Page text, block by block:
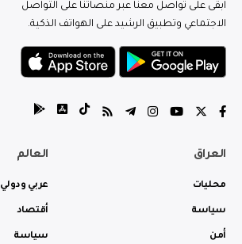
ابقى على تواصل معنا عبر منصاتنا على التواصل
الاجتماعي وتطبيق الرشيد على الهواتف الذكية.
العراق
محليات
سياسة
أمن
العالم
عربي ودولي
أقتصاد
سياسة